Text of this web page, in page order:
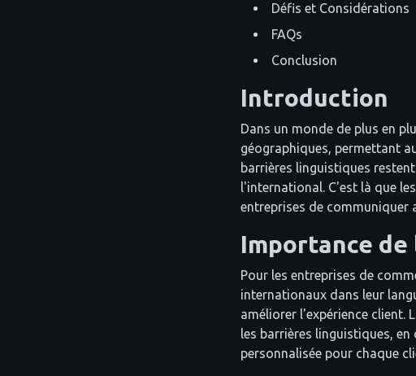
Défis et Considérations
FAQs
Conclusion
Introduction
Dans un monde de plus en
géographiques, permettant
barrières linguistiques
l'international. C'est là que
entreprises de communiquer
Importance de
Pour les entreprises de
internationaux dans leur
améliorer l'expérience client.
les barrières linguistiques,
personnalisée pour chaque